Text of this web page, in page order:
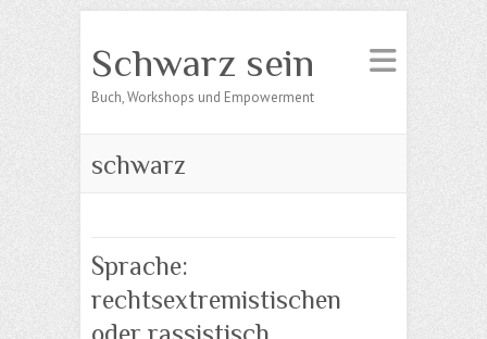
Schwarz sein
Buch, Workshops und Empowerment
schwarz
Sprache:
rechtsextremistischen
oder rassistisch